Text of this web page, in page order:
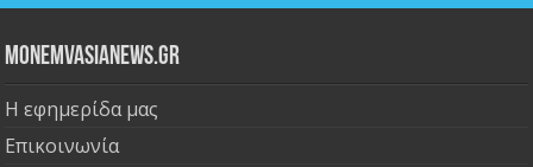
Monemvasianews.gr
Η εφημερίδα μας
Επικοινωνία